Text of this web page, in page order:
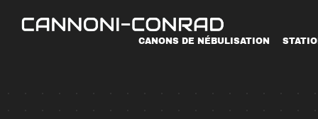
CANONS DE NÉBULISATION